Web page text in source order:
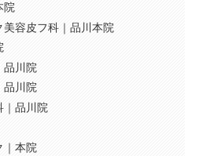
院
容皮フ科｜品川本院
品川院
品川院
｜品川院
｜本院